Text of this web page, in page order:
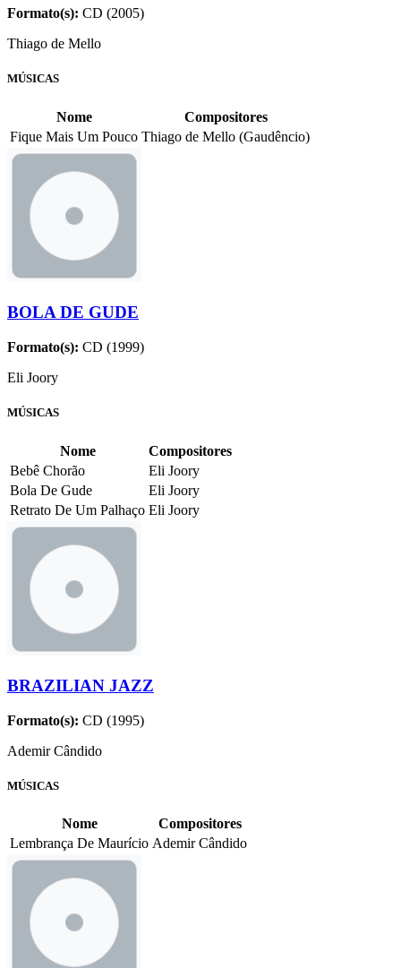
Formato(s): CD (2005)
Thiago de Mello
MÚSICAS
Nome
Compositores
Fique Mais Um Pouco Thiago de Mello (Gaudêncio)
BOLA DE GUDE
Formato(s): CD (1999)
Eli Joory
MÚSICAS
Nome
Compositores
Bebê Chorão
Eli Joory
Bola De Gude
Eli Joory
Retrato De Um Palhaço Eli Joory
BRAZILIAN JAZZ
Formato(s): CD (1995)
Ademir Cândido
MÚSICAS
Nome
Compositores
Lembrança De Maurício Ademir Cândido